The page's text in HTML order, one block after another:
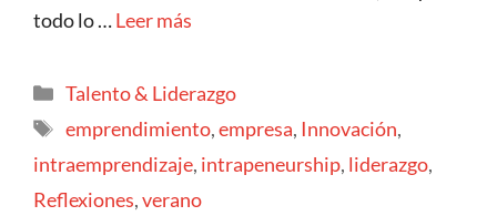
todo lo …Leer más
Talento & Liderazgo
emprendimiento,empresa, Innovación,
intraemprendizaje, intrapeneurship, liderazgo,
Reflexiones,verano